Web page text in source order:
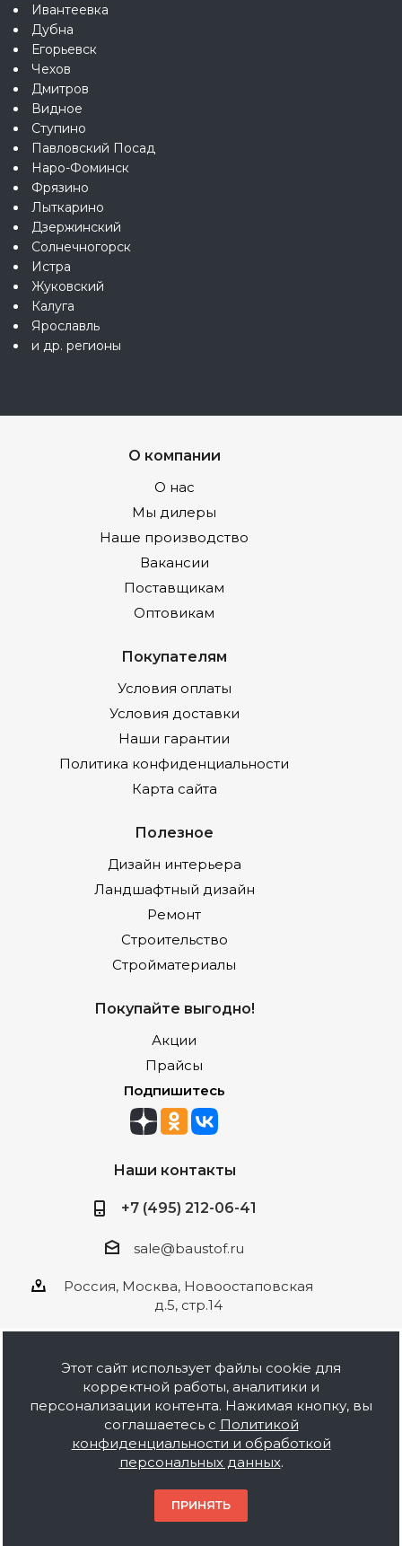
Ивантеевка
Дубна
Егорьевск
Чехов
Дмитров
Видное
Ступино
Павловский Посад
Наро-Фоминск
Фрязино
Лыткарино
Дзержинский
Солнечногорск
Истра
Жуковский
Калуга
Ярославль
и др. регионы
О компании
О нас
Мы дилеры
Наше производство
Вакансии
Поставщикам
Оптовикам
Покупателям
Условия оплаты
Условия доставки
Наши гарантии
Политика конфиденциальности
Карта сайта
Полезное
Дизайн интерьера
Ландшафтный дизайн
Ремонт
Строительство
Стройматериалы
Покупайте выгодно!
Акции
Прайсы
Подпишитесь
Наши контакты
+7 (495) 212-06-41
sale@baustof.ru
Россия, Москва, Новоостаповская
д.5, стр.14
2026 © ООО Баустов. Собственное
производство лакокрасочной продукции,
оптовая и розничная продажа строительных
материалов, комплектация объектов под ключ.
Информация на сайте носит ознакомительный
характер и не является публичной офертой.
Этот сайт использует файлы cookie для
корректной работы, аналитики и
персонализации контента. Нажимая кнопку, вы
соглашаетесь с Политикой
конфиденциальности и обработкой
персональных данных.
ПРИНЯТЬ